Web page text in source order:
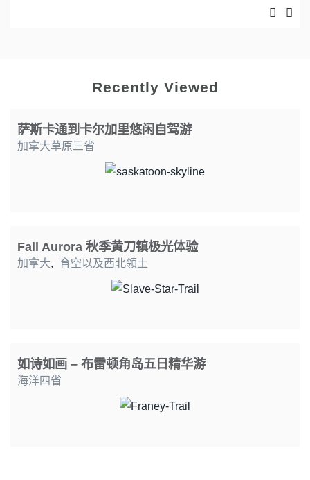
Recently Viewed
萨斯卡通到卡尔加里悠闲自驾游
加拿大草原三省
Fall Aurora 秋季黄刀镇极光体验
加拿大, 育空以及西北领土
如诗如画 – 布雷顿角岛五日精华游
海洋四省